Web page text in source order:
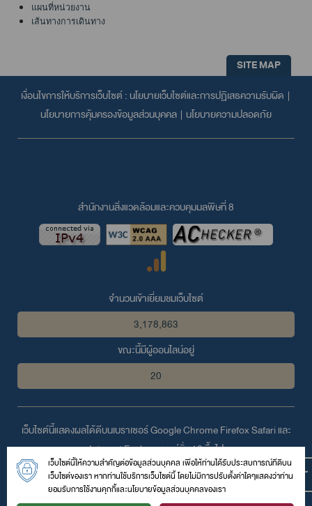
แผนที่หน่วยงาน
เส้นทางการเดินทาง
SITE MAP
เงื่อนไขการให้บริการเว็บไซต์ : นโยบายเว็บไซต์และการปฏิเสธความรับผิด |
นโยบายการคุ้มครองข้อมูลส่วนบุคคล | นโยบายความปลอดภัย
สำนักงานสิ่งแวดล้อมและควบคุมมลพิษที่ 8
จำนวนเข้าเยี่ยมชมเว็บไซต์
3,178,863
ขณะนี้มีผู้ออนไลน์อยู่
20
เว็บไซต์นี้แสดงผลได้ดีบนเบราเซอร์Google ChromeFirefoxSafariและ
Internet Explorerเวอร์ชั่น 10 ขึ้นไป
© 2559 สงวนลิขสิทธิ์ตามพระราชบัญญัติลิขสิทธิ์โดย สำนักงานสิ่ง
แวดล้อมและควบคุมมลพิษที่ 8
เว็บไซต์นี้ให้ความสำคัญต่อข้อมูลส่วนบุคคล เพื่อให้ท่านได้รับประสบการณ์ที่ดีบน
เว็บไซต์ของเรา หากท่านใช้บริการเว็บไซต์นี้ โดยไม่มีการปรับตั้งค่าใดๆแสดงว่าท่าน
ยอมรับการใช้งานคุกกี้และนโยบายข้อมูลส่วนบุคคลของเรา